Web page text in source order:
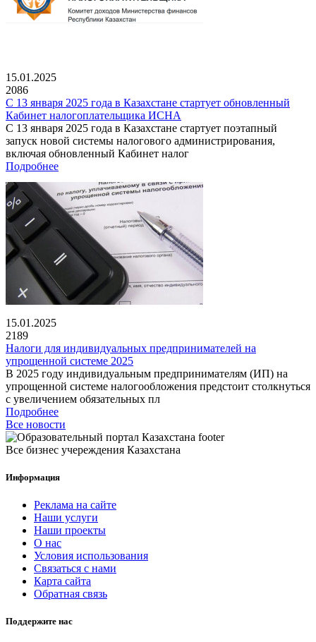
15.01.2025
2086
С 13 января 2025 года в Казахстане стартует обновленный
Кабинет налогоплательщика ИСНА
С 13 января 2025 года в Казахстане стартует поэтапный
запуск новой системы налогового администрирования,
включая обновленный Кабинет налог
Подробнее
15.01.2025
2189
Налоги для индивидуальных предпринимателей на
упрощенной системе 2025
В 2025 году индивидуальным предпринимателям (ИП) на
упрощенной системе налогообложения предстоит столкнуться
с увеличением обязательных пл
Подробнее
Все новости
Все бизнес учереждения Казахстана
Информация
Реклама на сайте
Наши услуги
Наши проекты
О нас
Условия использования
Связаться с нами
Карта сайта
Обратная связь
Поддержите нас